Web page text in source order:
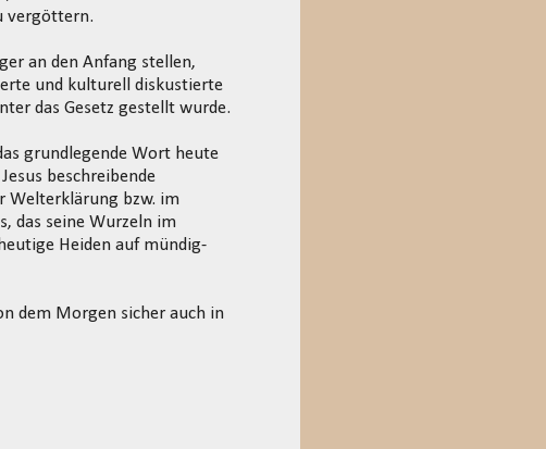
vergöttern.
an den Anfang stellen,
und kulturell diskustierte
das Gesetz gestellt wurde.
grundlegende Wort heute
beschreibende
Welterklärung bzw. im
das seine Wurzeln im
Heiden auf mündig-
dem Morgen sicher auch in